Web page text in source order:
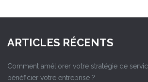
ARTICLES RÉCENTS
Comment améliorer votre stratégie de
bénéficier votre entreprise ?